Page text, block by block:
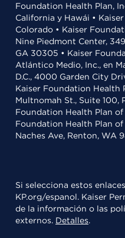
Foundation Health Plan,
California y Hawái •
Colorado • Kaiser
Nine Piedmont Center,
GA 30305 • Kaiser
Atlántico Medio, Inc., en
D.C., 4000 Garden City
Kaiser Foundation Health
Multnomah St., Suite 100,
Foundation Health Plan
Foundation Health Plan
Naches Ave, Renton, WA
Si selecciona estos enlaces
KP.org/espanol. Kaiser
de la información o las
externos. Detalles.